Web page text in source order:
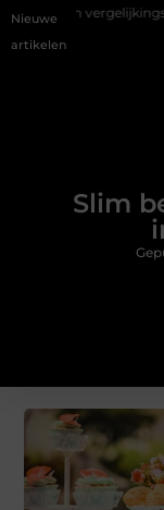
Nieuwe
artikelen
Slim